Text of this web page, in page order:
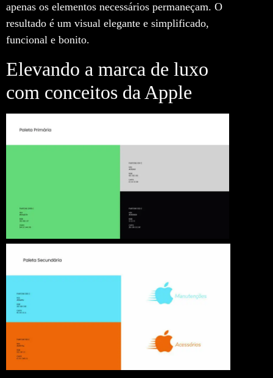
apenas os elementos necessários permaneçam. O
resultado é um visual elegante e simplificado,
funcional e bonito.
Elevando a marca de luxo
com conceitos da Apple